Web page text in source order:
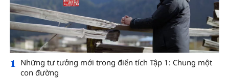
1
Những tư tưởng mới trong điển tích Tập 1: Chung một
con đường